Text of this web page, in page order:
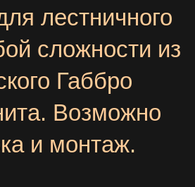
лестничного
сложности из
Габбро
. Возможно
и монтаж.